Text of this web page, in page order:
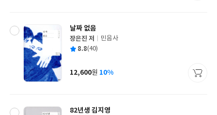
날짜 없음
글
쓴
장은진 저
출
사
민음사
평 8.8(40)
가
12,600원 10%
82년생 김지영